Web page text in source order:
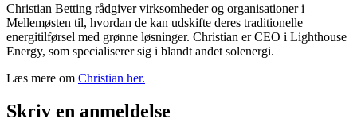
Christian Betting rådgiver virksomheder og organisationer i
Mellemøsten til, hvordan de kan udskifte deres traditionelle
energitilførsel med grønne løsninger. Christian er CEO i Lighthouse
Energy, som specialiserer sig i blandt andet solenergi.
Læs mere om Christian her.
Skriv en anmeldelse